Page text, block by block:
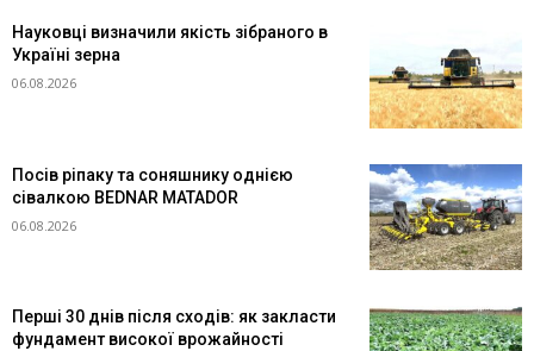
Науковці визначили якість зібраного в
Україні зерна
06.08.2026
Посів ріпаку та соняшнику однією
сівалкою BEDNAR MATADOR
06.08.2026
Перші 30 днів після сходів: як закласти
фундамент високої врожайності